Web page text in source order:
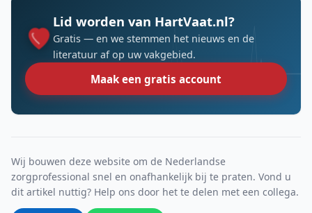
Lid worden van HartVaat.nl?
Gratis — en we stemmen het nieuws en de
literatuur af op uw vakgebied.
Maak een gratis account
Wij bouwen deze website om de Nederlandse
zorgprofessional snel en onafhankelijk bij te praten. Vond u
dit artikel nuttig? Help ons door het te delen met een collega.